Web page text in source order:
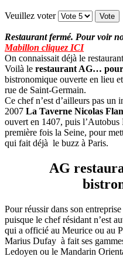
Veuillez voter
Restaurant fermé. Pour voir
Mabillon cliquez ICI
On connaissait déjà le
Voilà le restaurant AG…
bistronomique ouverte en lieu
rue de Saint-Germain.
Ce chef n’est d’ailleurs pas un
2007 La Taverne Nicolas
ouvert en 1407, puis
première fois la Seine, pour
qui fait déjà le buzz à Paris.
AG
Pour réussir dans son
puisque le chef résidant n’est
qui a officié au Meurice ou au
Marius Dufay à fait ses
Ledoyen ou le Mandarin